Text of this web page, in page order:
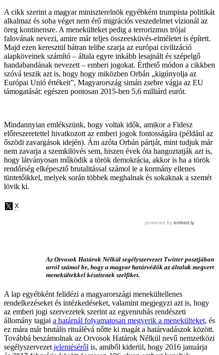
A cikk szerint a magyar miniszterelnök egyébként trumpista politikát
alkalmaz és soha véget nem érő migrációs veszedelmet vizionál az
öreg kontinensre. A menekülteket pedig a terrorizmus trójai
falovának nevezi, amire már teljes összeesküvés-elméletet is épített.
Majd ezen keresztül bátran telibe szarja az európai civilizáció
alapköveinek számító – általa egyre inkább lesajnált és szépelgő
handabandának nevezett – emberi jogokat. Érthető módon a cikkben
szóvá teszik azt is, hogy hogy miközben Orbán „kigúnyolja az
Európai Unió értékeit”, Magyarország simán zsebre vágja az EU
támogatását: egészen pontosan 2015-ben 5,6 milliárd eurót.
Mindannyian emlékszünk, hogy voltak idők, amikor a Fidesz
előreszeretettel hivatkozott az emberi jogok fontosságára (például az
őszödi zavargások idején). Ám azóta Orbán pártját, mint tudjuk már
nem zavarja a szemkilövés sem, hiszen évek óta hangoztatják azt is,
hogy látványosan működik a török demokrácia, akkor is ha a török
rendőrség elképesztő brutalitással számol le a kormány ellenes
tüntetőikkel, melyek során többek meghalnak és sokaknak a szemét
lövik ki.
Az Orvosok Határok Nélkül segélyszervezet Twitter posztjában
arról számol be, hogy a magyar határvédők az általuk megvert
menekültekkel készítenek szelfiket.
A lap egyébként felidézi a magyarországi menekültellenes
rendelkezéseket és intézkedéseket, valamint megjegyzi azt is, hogy
az emberi jogi szervezetek szerint az egyenruhás rendészeti
állomány tagjai a határnál folyamatosan megverik a menekülteket, és
ez mára már brutális rituálévá nőtte ki magát a határvadászok között.
Továbbá beszámolnak az Orvosok Határok Nélkül nevű nemzetközi
segélyszervezet jelentéséről is, amiből kiderül, hogy 2016 januárja